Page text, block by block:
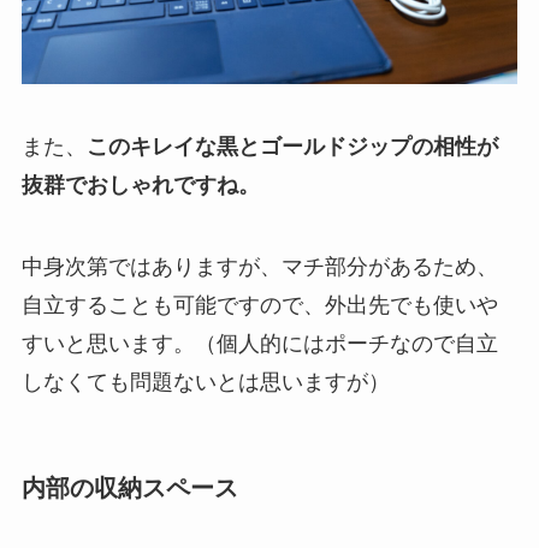
また、
このキレイな黒とゴールドジップの相性が
抜群でおしゃれですね。
中身次第ではありますが、マチ部分があるため、
自立することも可能ですので、外出先でも使いや
すいと思います。（個人的にはポーチなので自立
しなくても問題ないとは思いますが）
内部の収納スペース